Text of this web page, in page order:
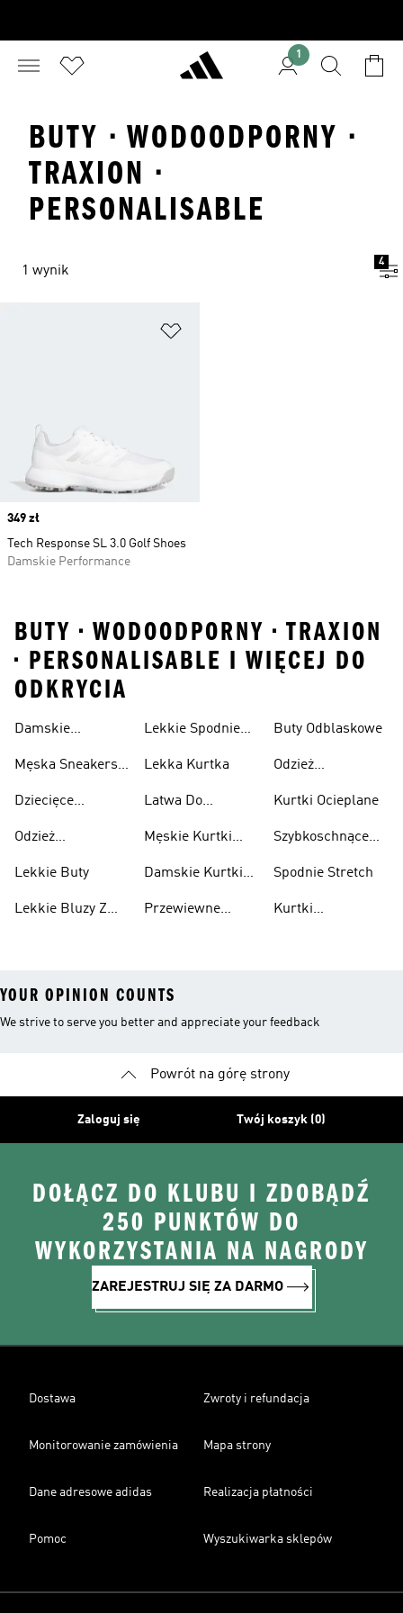
1
BUTY · WODOODPORNY ·
TRAXION ·
PERSONALISABLE
1 wynik
4
Price
349 zł
Tech Response SL 3.0 Golf Shoes
Damskie Performance
BUTY • WODOODPORNY • TRAXION
• PERSONALISABLE I WIĘCEJ DO
ODKRYCIA
Damskie
Przewiewne
Męska Sneakersy
Dziecięce
Przewiewne
Odzież
Lekkie Buty
Lekkie Bluzy Z
Lekkie Spodnie
Lekka Kurtka
Latwa Do
Kurtki
Męskie Kurtki
Damskie Kurtki
Przewiewne
Buty Odblaskowe
Odzież
Kurtki Ocieplane
Szybkoschnące
Spodnie Stretch
Kurtki
YOUR OPINION COUNTS
We strive to serve you better and appreciate your feedback
Powrót na górę strony
Zaloguj się Twój koszyk (0)
DOŁĄCZ DO KLUBU I ZDOBĄDŹ
250 PUNKTÓW DO
WYKORZYSTANIA NA NAGRODY
ZAREJESTRUJ SIĘ ZA DARMO
Dostawa Zwroty i refundacja
Monitorowanie zamówienia Mapa strony
Dane adresowe adidas Realizacja płatności
Pomoc Wyszukiwarka sklepów